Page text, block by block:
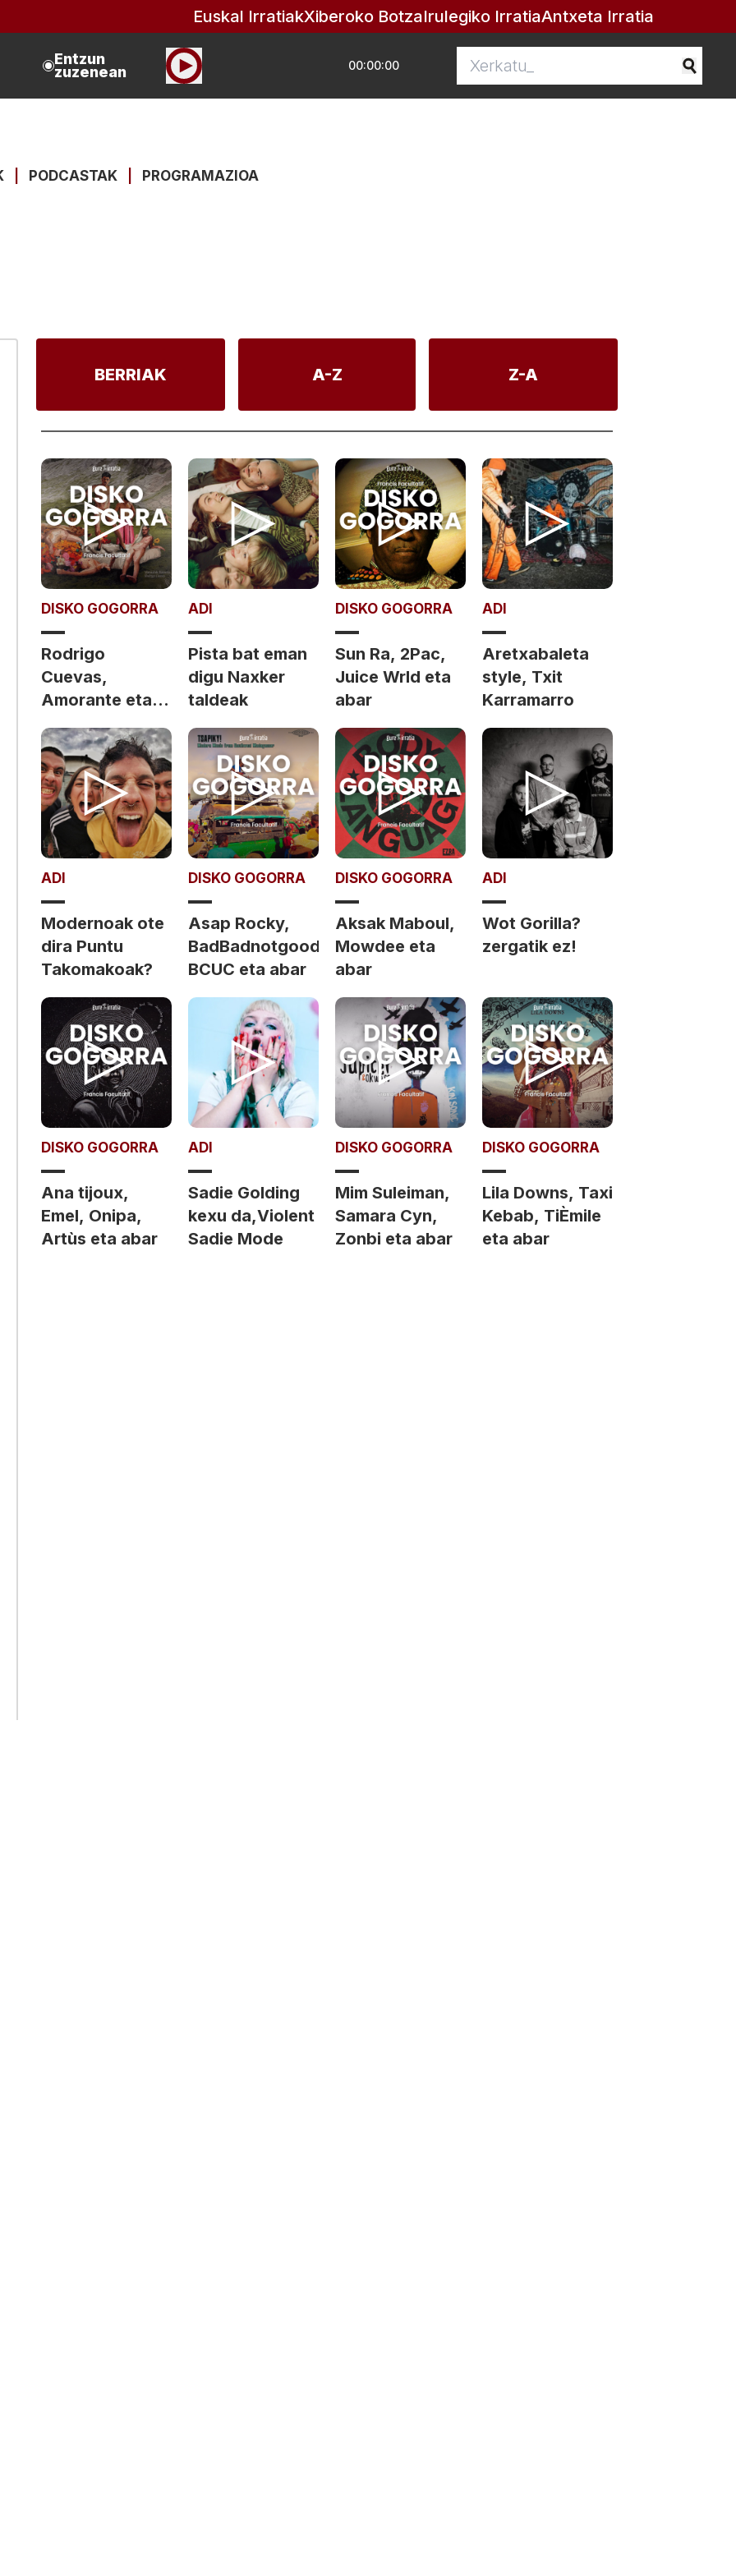
Euskal IrratiakXiberoko BotzaIrulegiko IrratiaAntxeta Irratia
Entzun
zuzenean 00:00:00
PODCASTAK PROGRAMAZIOA
BERRIAK A-Z Z-A
DISKO GOGORRA
Rodrigo
Cuevas,
Amorante eta
abar
ADI
Pista bat eman
digu Naxker
taldeak
DISKO GOGORRA
Sun Ra, 2Pac,
Juice Wrld eta
abar
ADI
Aretxabaleta
style, Txit
Karramarro
ADI
Modernoak ote
dira Puntu
Takomakoak?
DISKO GOGORRA
Asap Rocky,
BadBadnotgood,
BCUC eta abar
DISKO GOGORRA
Aksak Maboul,
Mowdee eta
abar
ADI
Wot Gorilla?
zergatik ez!
DISKO GOGORRA
Ana tijoux,
Emel, Onipa,
Artùs eta abar
ADI
Sadie Golding
kexu da,Violent
Sadie Mode
DISKO GOGORRA
Mim Suleiman,
Samara Cyn,
Zonbi eta abar
DISKO GOGORRA
Lila Downs, Taxi
Kebab, TiÈmile
eta abar